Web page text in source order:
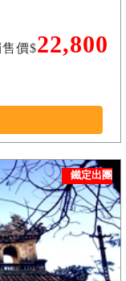
價$22,800
鐵定出團